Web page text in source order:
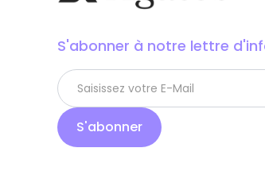
S'abonner à notre lettre